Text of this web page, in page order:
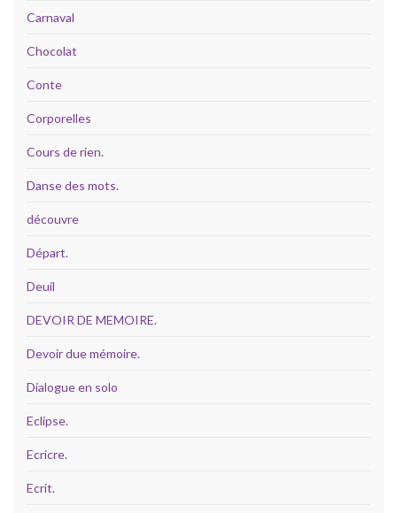
Carnaval
Chocolat
Conte
Corporelles
Cours de rien.
Danse des mots.
découvre
Départ.
Deuil
DEVOIR DE MEMOIRE.
Devoir due mémoire.
Dialogue en solo
Eclipse.
Ecricre.
Ecrit.